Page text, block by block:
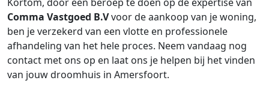
Comma Vastgoed B.Vvoor de aankoop van je woning,
ben je verzekerd van een vlotte en professionele
afhandeling van het hele proces. Neem vandaag nog
contact met ons op en laat ons je helpen bij het vinden
van jouw droomhuis in Amersfoort.